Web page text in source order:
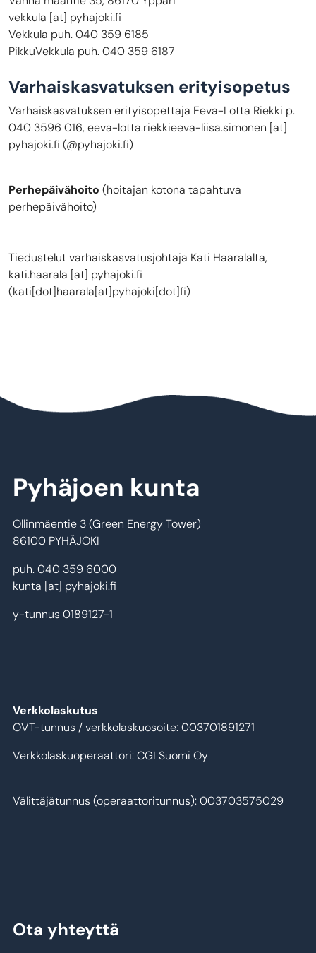
vekkula [at] pyhajoki.fi
Vekkula puh. 040 359 6185
PikkuVekkula puh. 040 359 6187
Varhaiskasvatuksen erityisopetus
Varhaiskasvatuksen erityisopettaja Eeva-Lotta Riekki p.
040 3596 016, eeva-lotta.riekkieeva-liisa.simonen [at]
pyhajoki.fi (@pyhajoki.fi)
Perhepäivähoito (hoitajan kotona tapahtuva
perhepäivähoito)
Tiedustelut varhaiskasvatusjohtaja Kati Haaralalta,
kati.haarala [at] pyhajoki.fi
(kati[dot]haarala[at]pyhajoki[dot]fi)
Pyhäjoen kunta
Ollinmäentie 3 (Green Energy Tower)
86100 PYHÄJOKI
puh. 040 359 6000
kunta [at] pyhajoki.fi
y-tunnus 0189127-1
Verkkolaskutus
OVT-tunnus / verkkolaskuosoite: 003701891271
Verkkolaskuoperaattori: CGI Suomi Oy
Välittäjätunnus (operaattoritunnus): 003703575029
Ota yhteyttä